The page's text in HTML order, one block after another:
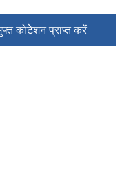
कोटेशन प्राप्त करें